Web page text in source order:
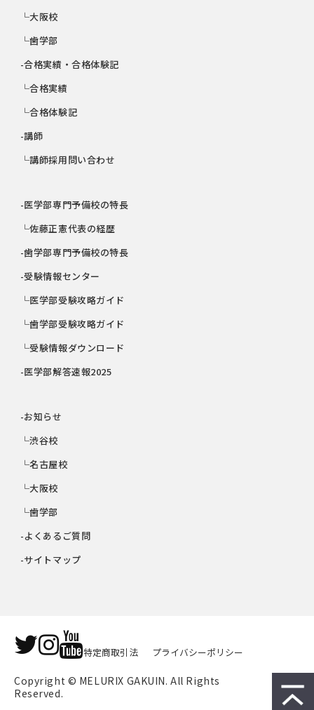
└大阪校
└歯学部
-合格実績・合格体験記
└合格実績
└合格体験記
-講師
└講師採用問い合わせ
-医学部専門予備校の特長
└佐藤正憲代表の経歴
-歯学部専門予備校の特長
-受験情報センター
└医学部受験攻略ガイド
└歯学部受験攻略ガイド
└受験情報ダウンロード
-医学部解答速報2025
-お知らせ
└渋谷校
└名古屋校
└大阪校
└歯学部
-よくあるご質問
-サイトマップ
特定商取引法 プライバシーポリシー
Copyright © MELURIX GAKUIN. All Rights
Reserved.